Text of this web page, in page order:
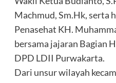
Machmud, Sm.Hk, serta
Penasehat KH.
bersama jajaran Bagian
DPD LDII Purwakarta.
Dari unsur wilayah